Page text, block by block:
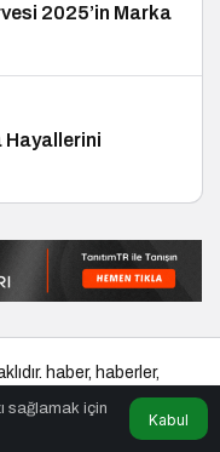
2025’in Marka
sağlamak için
Kabul
haber, haberler,
eshaber,